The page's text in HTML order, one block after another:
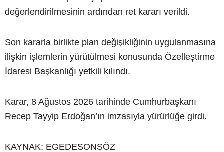
değerlendirilmesinin ardından ret kararı verildi.
Son kararla birlikte plan değişikliğinin uygulanmasına
ilişkin işlemlerin yürütülmesi konusunda Özelleştirme
İdaresi Başkanlığı yetkili kılındı.
Karar, 8 Ağustos 2026 tarihinde Cumhurbaşkanı
Recep Tayyip Erdoğan’ın imzasıyla yürürlüğe girdi.
KAYNAK: EGEDESONSÖZ